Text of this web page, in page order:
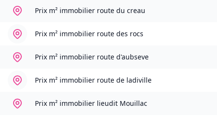
Prix m² immobilier route du creau
Prix m² immobilier route des rocs
Prix m² immobilier route d'aubseve
Prix m² immobilier route de ladiville
Prix m² immobilier lieudit Mouillac